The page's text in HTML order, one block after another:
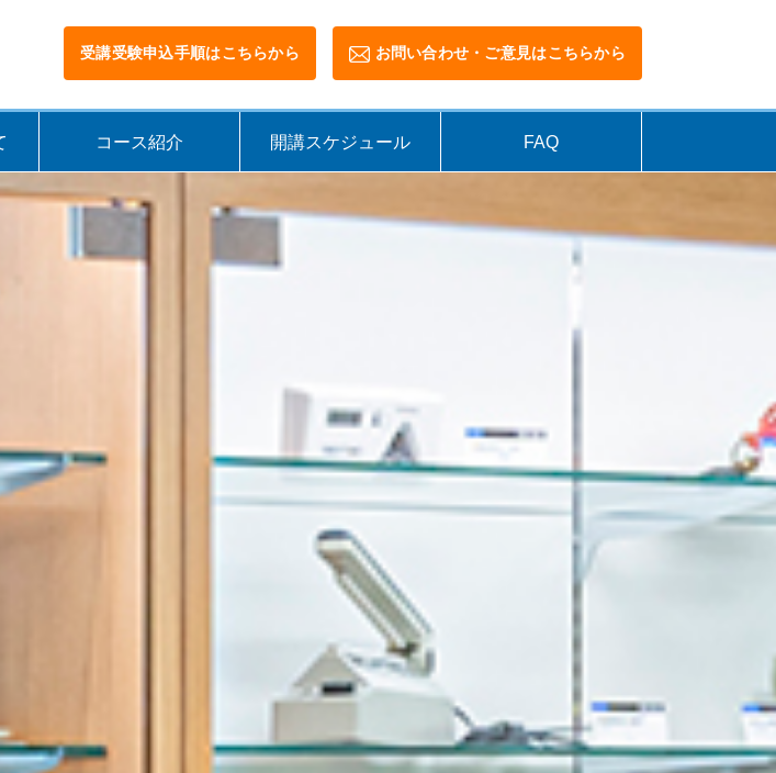
お問い合わせ・ご意見はこちらから
受講受験申込手順はこちらから
コース紹介 開講スケジュール FAQ